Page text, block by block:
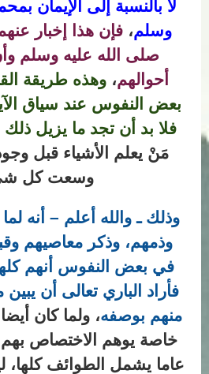
لا بالنسبة إلى الإيمان
وسلم، فإن هذا إخبار
صلى الله عليه وسلم
أحوالهم، وهذه طريقة
بعض النفوس عند سياق
فلا بد أن تجد ما يزيل ذلك
مَنْ يعلم الأشياء قبل
وسعت كل
وذلك ـ والله أعلم – أنه
وذمهم، وذكر معاصيهم
في بعض النفوس أنهم
فأراد الباري تعالى أن
منهم بوصفه، ولما كان
خاصة يوهم الاختصاص
عاما يشمل الطوائف كلها،